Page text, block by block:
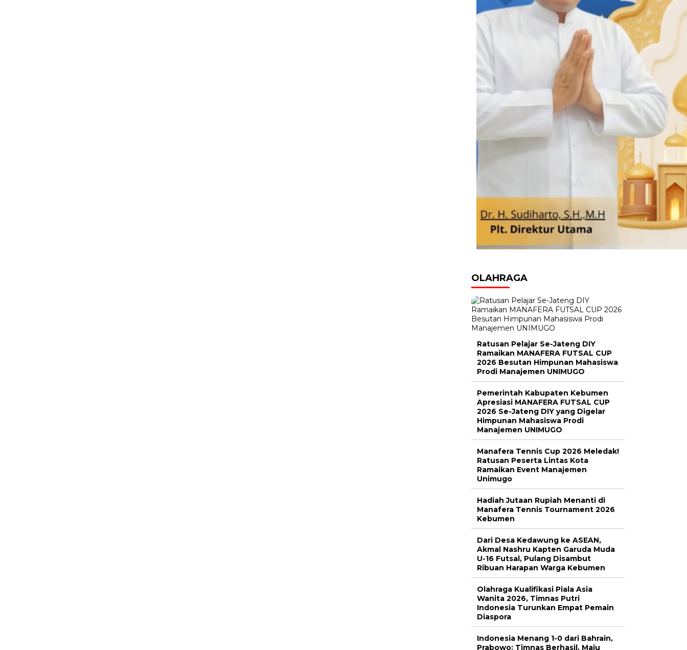
OLAHRAGA
Ratusan Pelajar Se-Jateng DIY
Ramaikan MANAFERA FUTSAL CUP
2026 Besutan Himpunan Mahasiswa
Prodi Manajemen UNIMUGO
Pemerintah Kabupaten Kebumen
Apresiasi MANAFERA FUTSAL CUP
2026 Se-Jateng DIY yang Digelar
Himpunan Mahasiswa Prodi
Manajemen UNIMUGO
Manafera Tennis Cup 2026 Meledak!
Ratusan Peserta Lintas Kota
Ramaikan Event Manajemen
Unimugo
Hadiah Jutaan Rupiah Menanti di
Manafera Tennis Tournament 2026
Kebumen
Dari Desa Kedawung ke ASEAN,
Akmal Nashru Kapten Garuda Muda
U-16 Futsal, Pulang Disambut
Ribuan Harapan Warga Kebumen
Olahraga Kualifikasi Piala Asia
Wanita 2026, Timnas Putri
Indonesia Turunkan Empat Pemain
Diaspora
Indonesia Menang 1-0 dari Bahrain,
Prabowo: Timnas Berhasil, Maju